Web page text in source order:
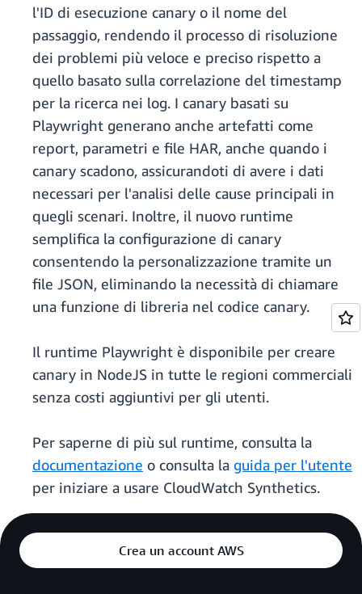
l'ID di esecuzione canary o il nome del
passaggio, rendendo il processo di risoluzione
dei problemi più veloce e preciso rispetto a
quello basato sulla correlazione del timestamp
per la ricerca nei log. I canary basati su
Playwright generano anche artefatti come
report, parametri e file HAR, anche quando i
canary scadono, assicurandoti di avere i dati
necessari per l'analisi delle cause principali in
quegli scenari. Inoltre, il nuovo runtime
semplifica la configurazione di canary
consentendo la personalizzazione tramite un
file JSON, eliminando la necessità di chiamare
una funzione di libreria nel codice canary.
Il runtime Playwright è disponibile per creare
canary in NodeJS in tutte le regioni commerciali
senza costi aggiuntivi per gli utenti.
Per saperne di più sul runtime, consulta la
documentazione o consulta la guida per l'utente
per iniziare a usare CloudWatch Synthetics.
Crea un account AWS